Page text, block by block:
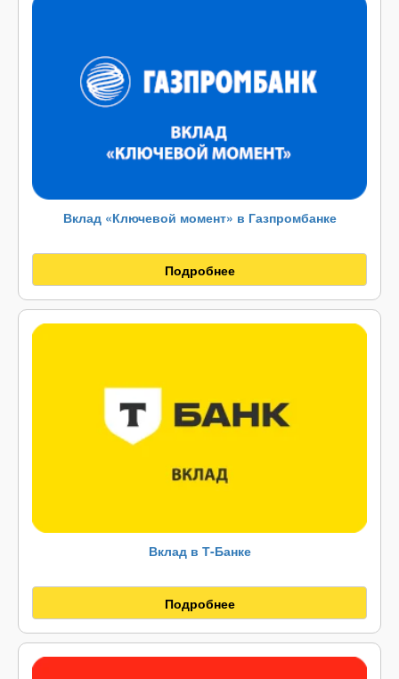
Вклад «Ключевой момент» в Газпромбанке
Подробнее
Вклад в Т-Банке
Подробнее